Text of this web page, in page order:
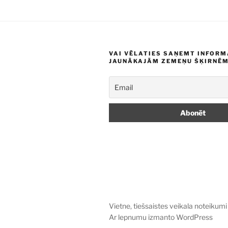
VAI VĒLATIES SAŅEMT
JAUNĀKAJĀM ZEMEŅU
Vietne, tiešsaistes veikala
Ar lepnumu izmanto WordPress